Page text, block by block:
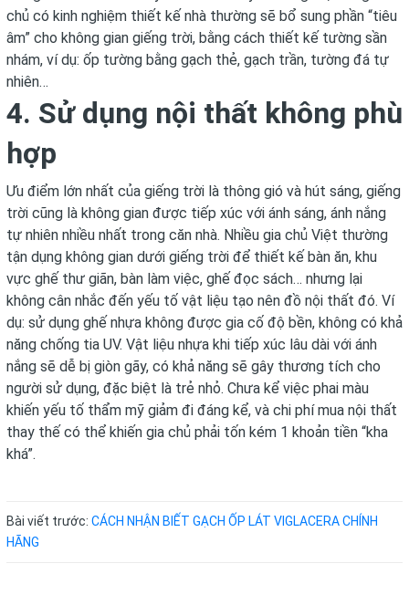
chủ có kinh nghiệm thiết kế nhà thường sẽ bổ sung phần “tiêu
âm” cho không gian giếng trời, bằng cách thiết kế tường sần
nhám, ví dụ: ốp tường bằng gạch thẻ, gạch trần, tường đá tự
nhiên…
4. Sử dụng nội thất không phù
hợp
Ưu điểm lớn nhất của giếng trời là thông gió và hút sáng, giếng
trời cũng là không gian được tiếp xúc với ánh sáng, ánh nắng
tự nhiên nhiều nhất trong căn nhà. Nhiều gia chủ Việt thường
tận dụng không gian dưới giếng trời để thiết kế bàn ăn, khu
vực ghế thư giãn, bàn làm việc, ghế đọc sách… nhưng lại
không cân nhắc đến yếu tố vật liệu tạo nên đồ nội thất đó. Ví
dụ: sử dụng ghế nhựa không được gia cố độ bền, không có khả
năng chống tia UV. Vật liệu nhựa khi tiếp xúc lâu dài với ánh
nắng sẽ dễ bị giòn gãy, có khả năng sẽ gây thương tích cho
người sử dụng, đặc biệt là trẻ nhỏ. Chưa kể việc phai màu
khiến yếu tố thẩm mỹ giảm đi đáng kể, và chi phí mua nội thất
thay thế có thể khiến gia chủ phải tốn kém 1 khoản tiền “kha
khá”.
Bài viết trước: CÁCH NHẬN BIẾT GẠCH ỐP LÁT VIGLACERA CHÍNH
HÃNG